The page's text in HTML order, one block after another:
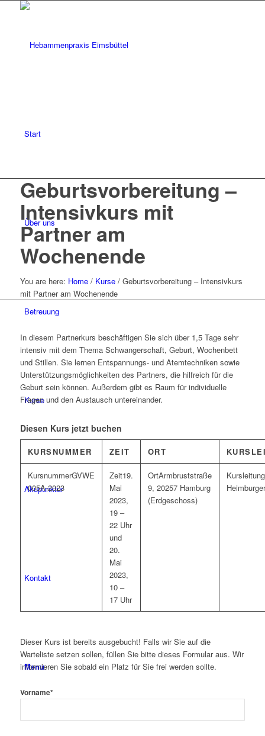
Start
Über uns
Betreuung
Kurse
Akupunktur
Kontakt
Menu
Geburtsvorbereitung –
Intensivkurs mit
Partner am
Wochenende
You are here: Home / Kurse / Geburtsvorbereitung – Intensivkurs
mit Partner am Wochenende
In diesem Partnerkurs beschäftigen Sie sich über 1,5 Tage sehr
intensiv mit dem Thema Schwangerschaft, Geburt, Wochenbett
und Stillen. Sie lernen Entspannungs- und Atemtechniken sowie
Unterstützungsmöglichkeiten des Partners, die hilfreich für die
Geburt sein können. Außerdem gibt es Raum für individuelle
Fragen und den Austausch untereinander.
Diesen Kurs jetzt buchen
KURSNUMMER ZEIT ORT
GVWE
005A-2023
19.
Mai
2023,
19 –
22 Uhr
und
20.
Mai
2023,
10 –
17 Uhr
Armbruststraße
9, 20257 Hamburg
(Erdgeschoss)
Heimburger
Dieser Kurs ist bereits ausgebucht! Falls wir Sie auf die
Warteliste setzen sollen, füllen Sie bitte dieses Formular aus. Wir
informieren Sie sobald ein Platz für Sie frei werden sollte.
Vorname*